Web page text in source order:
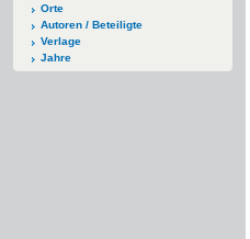
Orte
Autoren / Beteiligte
Verlage
Jahre